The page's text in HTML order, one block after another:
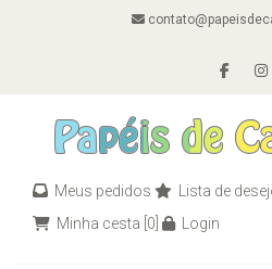
Meus pedidos Lista de
Minha cesta [0] Login